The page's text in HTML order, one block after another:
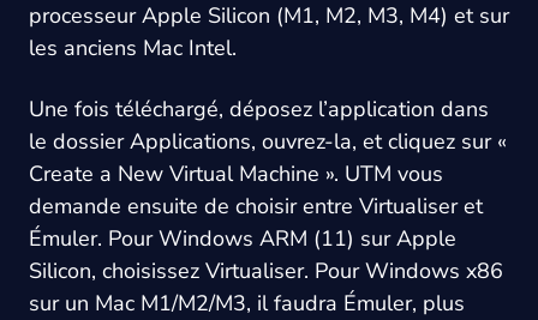
processeur Apple Silicon (M1, M2, M3, M4) et sur
les anciens Mac Intel.
Une fois téléchargé, déposez l’application dans
le dossier Applications, ouvrez-la, et cliquez sur «
Create a New Virtual Machine ». UTM vous
demande ensuite de choisir entre Virtualiser et
Émuler. Pour Windows ARM (11) sur Apple
Silicon, choisissez Virtualiser. Pour Windows x86
sur un Mac M1/M2/M3, il faudra Émuler, plus